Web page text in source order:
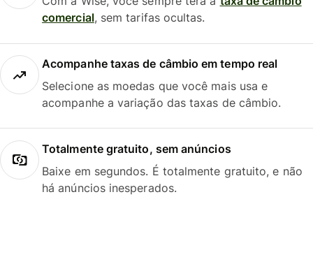
comercial, sem tarifas ocultas.
Acompanhe taxas de câmbio em tempo real
Selecione as moedas que você mais usa e
acompanhe a variação das taxas de câmbio.
Totalmente gratuito, sem anúncios
Baixe em segundos. É totalmente gratuito, e não
há anúncios inesperados.